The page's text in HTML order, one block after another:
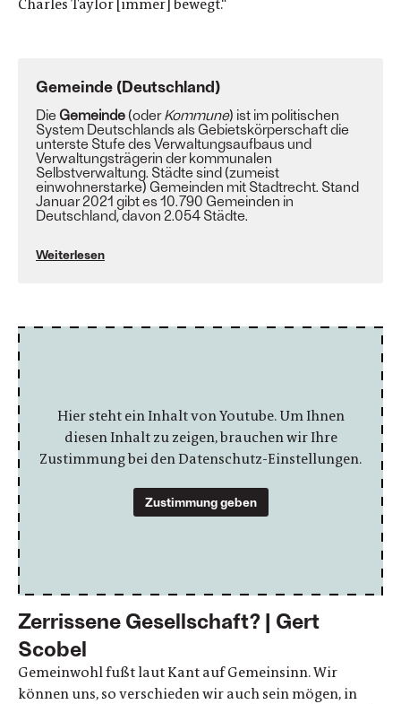
Charles Taylor [immer] bewegt.“
Gemeinde (Deutschland)
DieGemeinde (oderKommune) ist im politischen
System Deutschlands als Gebietskörperschaft die
unterste Stufe des Verwaltungsaufbaus und
Verwaltungsträgerin der kommunalen
Selbstverwaltung. Städtesind (zumeist
einwohnerstarke) Gemeinden mit Stadtrecht. Stand
Januar 2021 gibt es 10.790 Gemeinden in
Deutschland, davon 2.054 Städte.
Weiterlesen
Hier steht ein Inhalt von Youtube. Um Ihnen
diesen Inhalt zu zeigen, brauchen wir Ihre
Zustimmung bei den Datenschutz-Einstellungen.
Zustimmung geben
Zerrissene Gesellschaft? | Gert
Scobel
Gemeinwohl fußt laut Kant auf Gemeinsinn. Wir
können uns, so verschieden wir auch sein mögen, in